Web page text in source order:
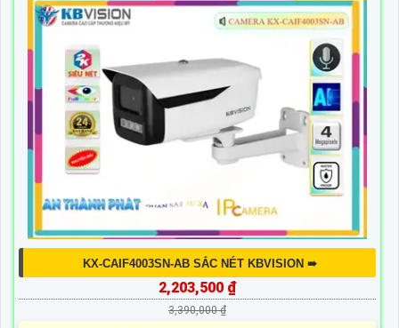
KX-CAIF4003SN-AB SẮC NÉT KBVISION ➠
2,203,500 ₫
3,390,000 ₫